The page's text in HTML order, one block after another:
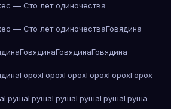
— Сто лет одиночества
— Сто лет одиночестваГовядина
ГовядинаГовядинаГовядина
ГорохГорохГорохГорохГорохГорох
ГрушаГрушаГрушаГрушаГрушаГруша